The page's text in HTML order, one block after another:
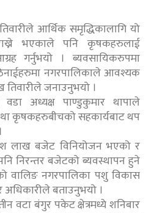
आर्थिक समृद्धिकालागि यो
भएकाले पनि कृषकहरुलाई
गर्नुभयो । ब्यवसायिकरुपमा
नगरपालिकाले आवश्यक
तिवारीले जनाउनुभयो ।
अध्यक्ष पाण्डुकुमार थापाले
कृषकहरुबीचको सहकार्यबाट थप
लाख बजेट विनियोजन भएको र
निरन्तर बजेटको ब्यवस्थापन हुने
वालिङ नगरपालिका पशु विकास
बताउनुभयो ।
वटा बंगुर पकेट क्षेत्रमध्ये शनिबार